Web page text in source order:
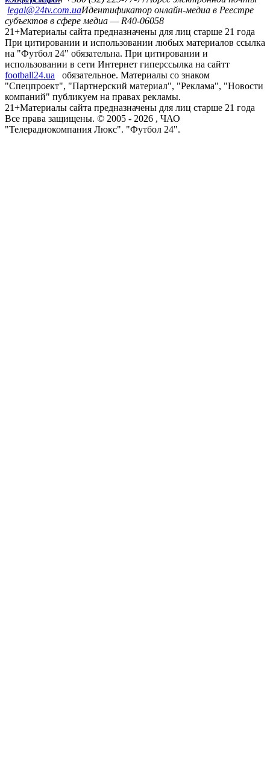
legal@24tv.com.uaИдентификатор онлайн-медиа в Реестре
субъектов в сфере медиа — R40-06058
21+Материалы сайта предназначены для лиц старше 21 года
При цитировании и использовании любых материалов ссылка
на "Футбол 24" обязательна. При цитировании и
использовании в сети Интернет гиперссылка на сайтт
football24.ua
обязательное. Материалы со знаком
"Спецпроект", "Партнерский материал", "Реклама", "Новости
компаний" публикуем на правах рекламы.
21+Материалы сайта предназначены для лиц старше 21 года
Все права защищены. © 2005 - 2026 , ЧАО
"Телерадиокомпания Люкс". "Футбол 24".